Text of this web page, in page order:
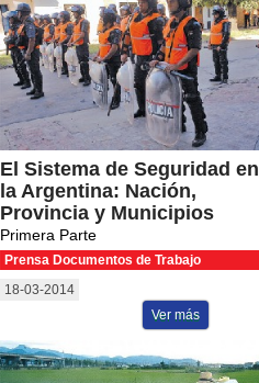
El Sistema de Seguridad en
la Argentina: Nación,
Provincia y Municipios
Primera Parte
Prensa Documentos de Trabajo
18-03-2014
Ver más